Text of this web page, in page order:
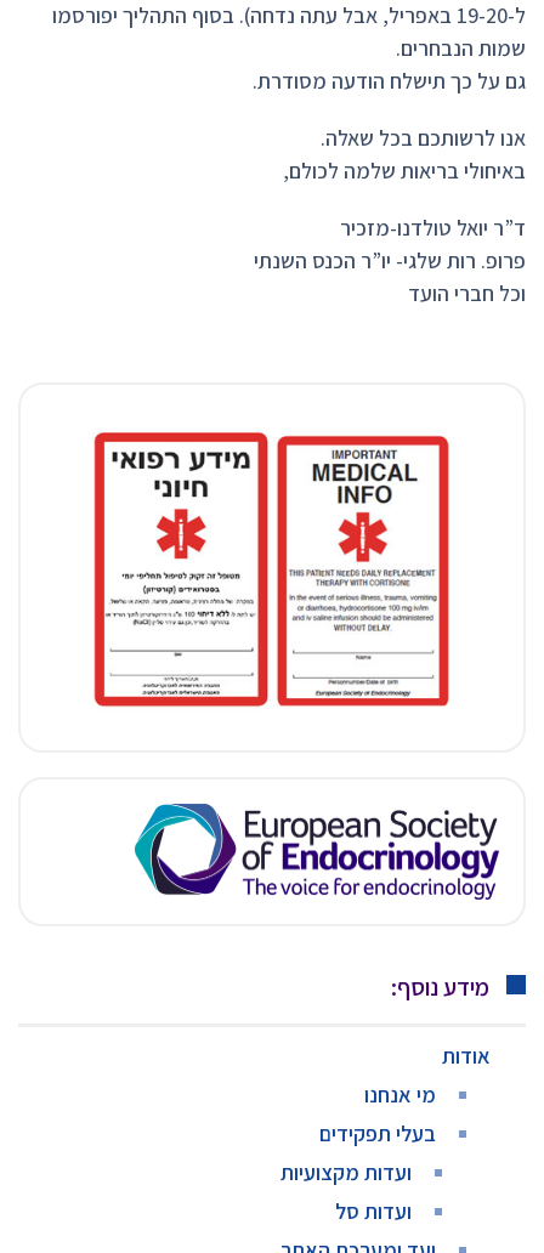
ל-19-20 באפריל, אבל עתה נדחה). בסוף התהליך יפורסמו
שמות הנבחרים.
גם על כך תישלח הודעה מסודרת.
אנו לרשותכם בכל שאלה.
באיחולי בריאות שלמה לכולם,
ד”ר יואל טולדנו-מזכיר
פרופ. רות שלגי- יו”ר הכנס השנתי
וכל חברי הועד
מידע נוסף:
אודות
מי אנחנו
בעלי תפקידים
ועדות מקצועיות
ועדות סל